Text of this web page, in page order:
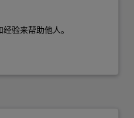
验来帮助他人。